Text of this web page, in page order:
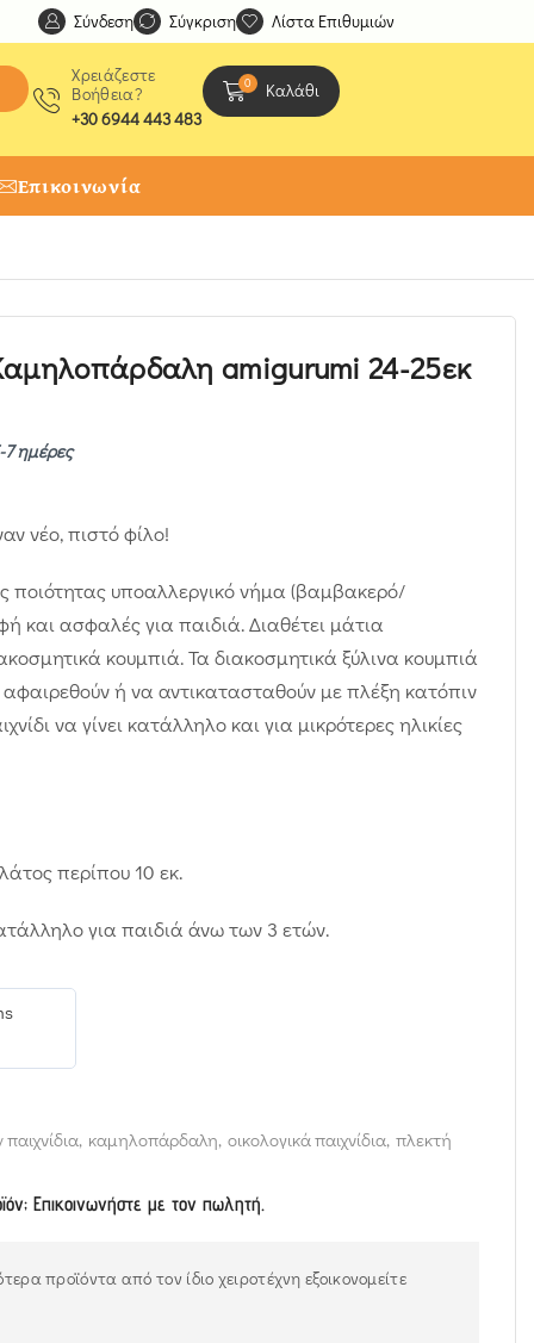
Ανακαλύψτε μοναδικές δημιουργίες από τους
Σύνδεση Σύγκριση Λίστα Επιθυμιών
Χρειάζεστε
Βοήθεια?
+30 6944 443 483
0 Καλάθι
Επικοινωνία
amigurumi 24-25εκ
ημέρες
νέο, πιστό φίλο!
ποιότητας υποαλλεργικό νήμα (βαμβακερό/
και ασφαλές για παιδιά. Διαθέτει μάτια
κουμπιά. Τα διακοσμητικά ξύλινα κουμπιά
ή να αντικατασταθούν με πλέξη κατόπιν
να γίνει κατάλληλο και για μικρότερες ηλικίες
περίπου 10 εκ.
για παιδιά άνω των 3 ετών.
, καμηλοπάρδαλη, οικολογικά παιχνίδια, πλεκτή
Επικοινωνήστε με τον πωλητή.
προϊόντα από τον ίδιο χειροτέχνη εξοικονομείτε